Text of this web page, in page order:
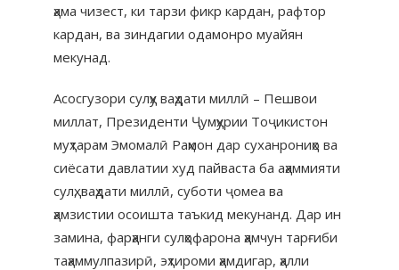
ҳама чизест, ки тарзи фикр кардан, рафтор
кардан, ва зиндагии одамонро муайян
мекунад.
​Асосгузори сулҳу ваҳдати миллӣ – Пешвои
миллат, Президенти Ҷумҳурии Тоҷикистон
муҳтарам Эмомалӣ Раҳмон дар суханрониҳо ва
сиёсати давлатии худ пайваста ба аҳаммияти
сулҳ, ваҳдати миллӣ, суботи ҷомеа ва
ҳамзистии осоишта таъкид мекунанд. Дар ин
замина, фарҳанги сулҳофарона ҳамчун тарғиби
таҳаммулпазирӣ, эҳтироми ҳамдигар, ҳалли